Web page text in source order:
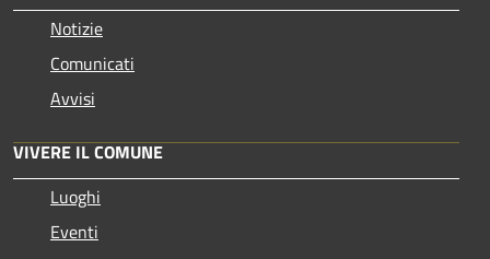
Notizie
Comunicati
Avvisi
VIVERE IL COMUNE
Luoghi
Eventi